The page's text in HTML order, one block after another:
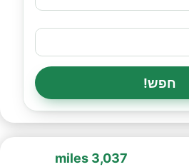
חפש!
3,037 miles